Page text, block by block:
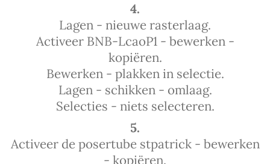
4.
Lagen - nieuwe rasterlaag.
Activeer BNB-LcaoP1 - bewerken -
kopiëren.
Bewerken - plakken in selectie.
Lagen - schikken - omlaag.
Selecties - niets selecteren.
5.
Activeer de posertube stpatrick - bewerken
- kopiëren.